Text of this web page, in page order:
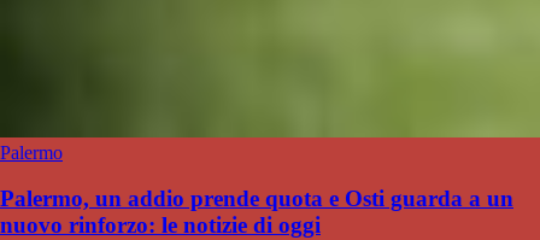
Palermo
Palermo, un addio prende quota e Osti guarda a un
nuovo rinforzo: le notizie di oggi